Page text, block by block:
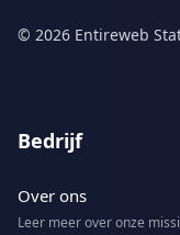
© 2026 Entireweb
Bedrijf
Over ons
Leer meer over onze